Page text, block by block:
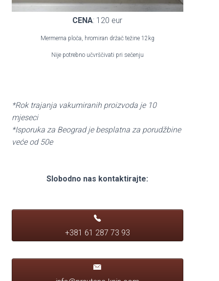
CENA: 120 eur
Mermerna ploča, hromiran držač težine 12kg
Nije potrebno učvrščivati pri sečenju
*Rok trajanja vakumiranih proizvoda je 10
mjeseci
*Isporuka za Beograd je besplatna za porudžbine
veće od 50e
Slobodno nas kontaktirajte:
+381 61 287 73 93